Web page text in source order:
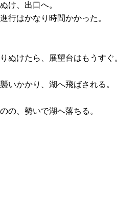
け、出口へ。
行はかなり時間かかった。
ぬけたら、展望台はもうすぐ。
いかかり、湖へ飛ばされる。
の、勢いで湖へ落ちる。